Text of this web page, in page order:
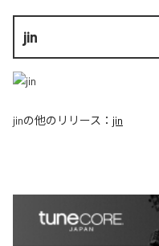
jin
jinの他のリリース： jin